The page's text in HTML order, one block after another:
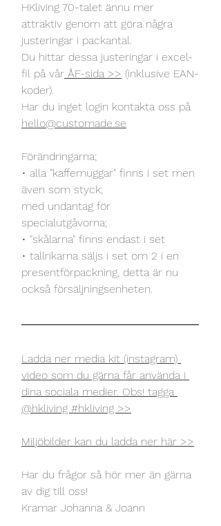
HKliving 70-talet ännu mer
attraktiv genom att göra några
justeringar i packantal.
Du hittar dessa justeringar i excel-
fil på vår ÅF-sida >> (inklusive EAN-
koder).
Har du inget login kontakta oss på
hello@customade.se
Förändringarna;
• alla "kaffemuggar" finns i set men
även som styck;
med undantag för
specialutgåvorna;
• "skålarna" finns endast i set
• tallrikarna säljs i set om 2 i en
presentförpackning, detta är nu
också försäljningsenheten.
Ladda ner media kit (instagram)
video som du gärna får använda i
dina sociala medier. Obs! tagga
@hkliving #hkliving >>
Miljöbilder kan du ladda ner här >>
Har du frågor så hör mer än gärna
av dig till oss!
Kramar Johanna & Joann